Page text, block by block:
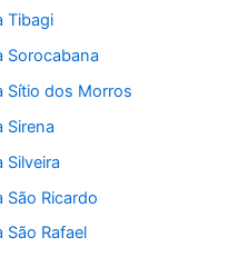
Tibagi
Sorocabana
Sítio dos Morros
Sirena
Ricardo
Rafael